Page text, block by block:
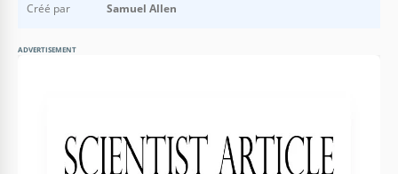
Créé par
Samuel Allen
ADVERTISEMENT